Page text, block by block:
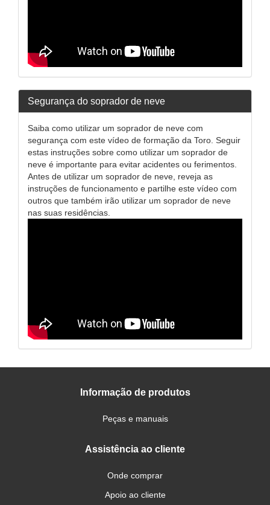
Segurança do soprador de neve
Saiba como utilizar um soprador de neve com
segurança com este vídeo de formação da Toro. Seguir
estas instruções sobre como utilizar um soprador de
neve é importante para evitar acidentes ou ferimentos.
Antes de utilizar um soprador de neve, reveja as
instruções de funcionamento e partilhe este vídeo com
outros que também irão utilizar um soprador de neve
nas suas residências.
Informação de produtos
Peças e manuais
Assistência ao cliente
Onde comprar
Apoio ao cliente